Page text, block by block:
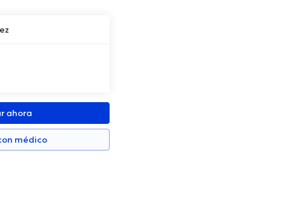
ahora
médico